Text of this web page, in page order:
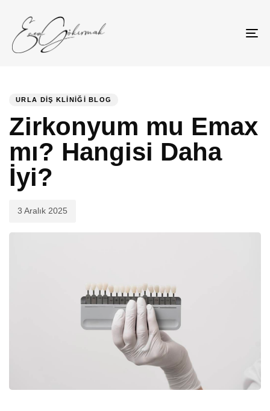
URLA DIŞ KLINIĞI BLOG
Zirkonyum mu Emax
mı? Hangisi Daha
İyi?
3 Aralık 2025